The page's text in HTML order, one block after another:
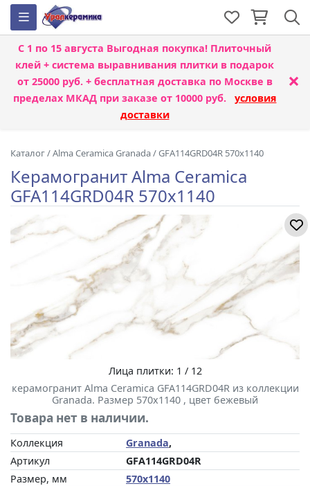
С 1 по 15 августа Выгодная покупка! Плиточный
клей + система выравнивания плитки в подарок
от 25000 руб. + бесплатная доставка по Москве в
пределах МКАД при заказе от 10000 руб. условия
доставки
×
Каталог/Alma Ceramica Granada/GFA114GRD04R 570x1140
Керамогранит Alma Ceramica
GFA114GRD04R 570x1140
Лица плитки: 1 / 12
керамогранит Alma Ceramica GFA114GRD04R из коллекции
Granada. Размер 570x1140 , цвет бежевый
Товара нет в наличии.
Коллекция Granada,
Артикул
GFA114GRD04R
Размер, мм
570x1140